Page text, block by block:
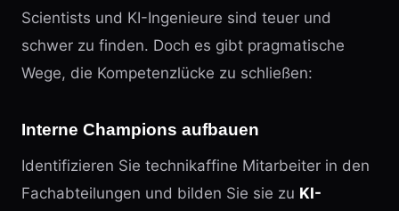
Scientists und KI-Ingenieure sind teuer und
schwer zu finden. Doch es gibt pragmatische
Wege, die Kompetenzlücke zu schließen:
Interne Champions aufbauen
Identifizieren Sie technikaffine Mitarbeiter in den
Fachabteilungen und bilden Sie sie zu KI-